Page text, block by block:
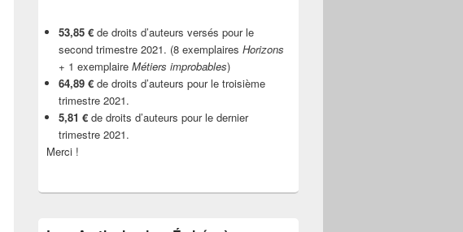
53,85 € de droits d’auteurs versés pour le
second trimestre 2021. (8 exemplaires Horizons
+ 1 exemplaire Métiers improbables)
64,89 € de droits d’auteurs pour le troisième
trimestre 2021.
5,81 € de droits d’auteurs pour le dernier
trimestre 2021.
Merci !